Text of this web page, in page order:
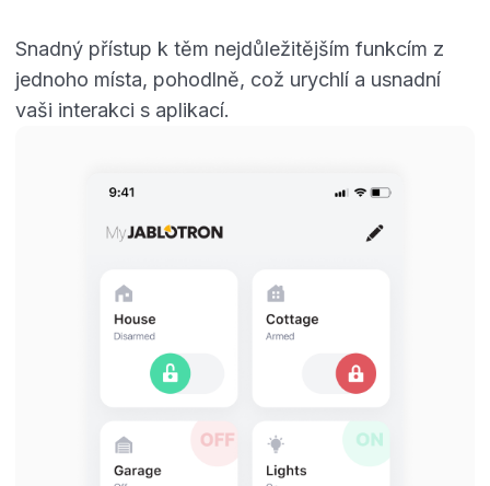
Snadný přístup k těm nejdůležitějším funkcím z
jednoho místa, pohodlně, což urychlí a usnadní
vaši interakci s aplikací.